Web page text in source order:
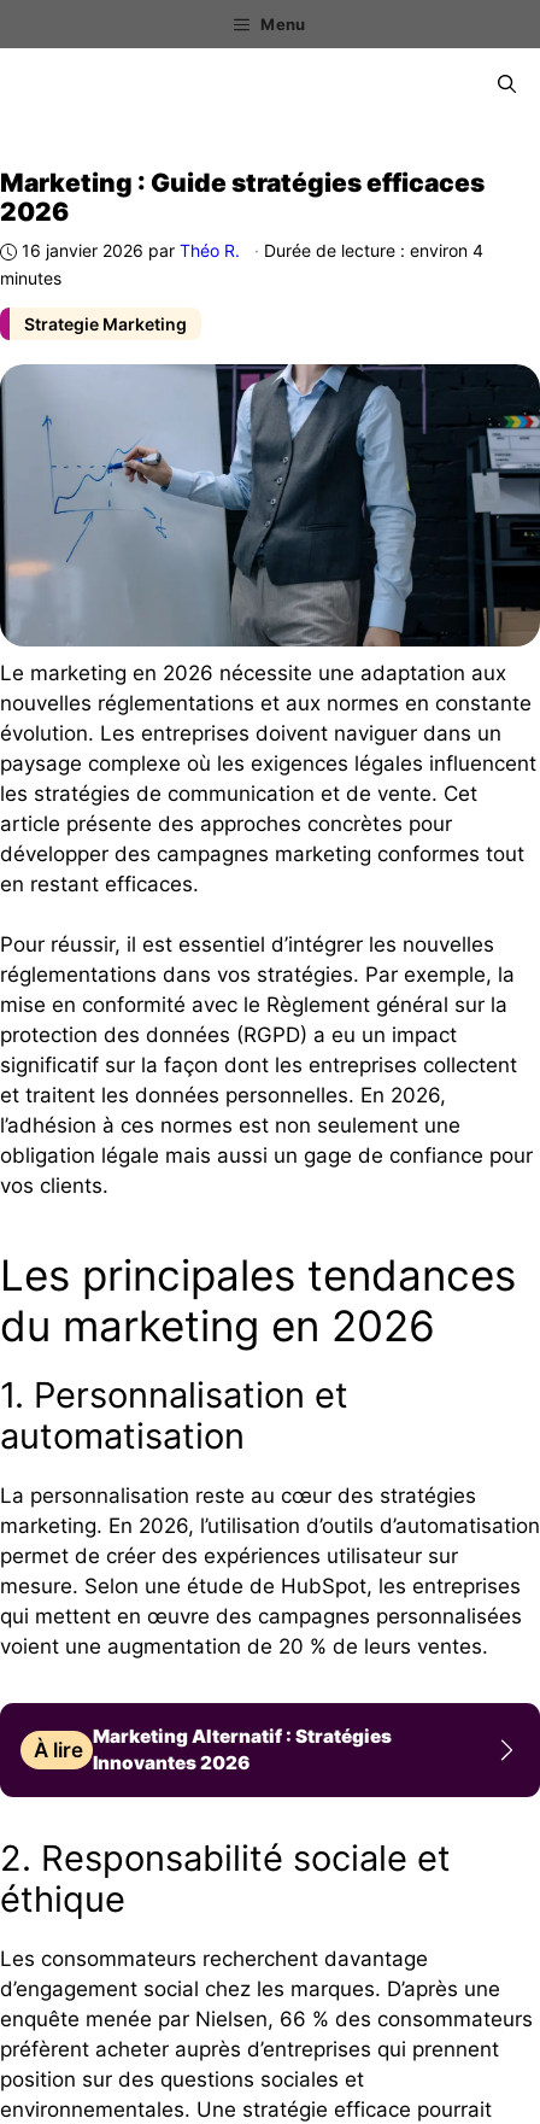
au
Menu
Strategie Marketing
Marketing : Guide stratégies efficaces
2026
16 janvier 2026 par Théo R. · Durée de lecture : environ 4
minutes
Le marketing en 2026 nécessite une adaptation aux
nouvelles réglementations et aux normes en constante
évolution. Les entreprises doivent naviguer dans un
paysage complexe où les exigences légales influencent
les stratégies de communication et de vente. Cet
article présente des approches concrètes pour
développer des campagnes marketing conformes tout
en restant efficaces.
Pour réussir, il est essentiel d’intégrer les nouvelles
réglementations dans vos stratégies. Par exemple, la
mise en conformité avec le Règlement général sur la
protection des données (RGPD) a eu un impact
significatif sur la façon dont les entreprises collectent
et traitent les données personnelles. En 2026,
l’adhésion à ces normes est non seulement une
obligation légale mais aussi un gage de confiance pour
vos clients.
Les principales tendances
du marketing en 2026
1. Personnalisation et
automatisation
La personnalisation reste au cœur des stratégies
marketing. En 2026, l’utilisation d’outils d’automatisation
permet de créer des expériences utilisateur sur
mesure. Selon une étude de HubSpot, les entreprises
qui mettent en œuvre des campagnes personnalisées
voient une augmentation de 20 % de leurs ventes.
À lire
Marketing Alternatif : Stratégies
Innovantes 2026
2. Responsabilité sociale et
éthique
Les consommateurs recherchent davantage
d’engagement social chez les marques. D’après une
enquête menée par Nielsen, 66 % des consommateurs
préfèrent acheter auprès d’entreprises qui prennent
position sur des questions sociales et
environnementales. Une stratégie efficace pourrait